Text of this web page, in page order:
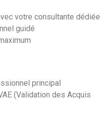
votre consultante dédiée
guidé
principal
(Validation des Acquis